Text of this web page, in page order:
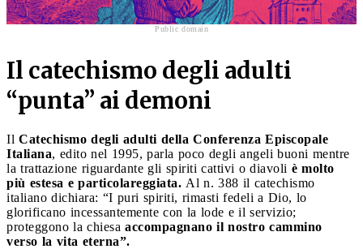
Public domain
Il catechismo degli adulti
“punta” ai demoni
Il Catechismo degli adulti della Conferenza Episcopale
Italiana, edito nel 1995, parla poco degli angeli buoni mentre
la trattazione riguardante gli spiriti cattivi o diavoli è molto
più estesa e particolareggiata. Al n. 388 il catechismo
italiano dichiara: “I puri spiriti, rimasti fedeli a Dio, lo
glorificano incessantemente con la lode e il servizio;
proteggono la chiesa accompagnano il nostro cammino
verso la vita eterna”.